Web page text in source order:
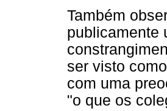
Também
publicamente
ser visto
com uma
"o que os